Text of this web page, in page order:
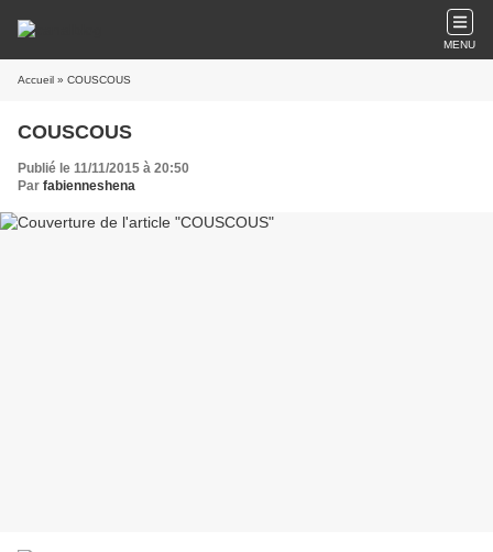
MENU
Accueil » COUSCOUS
COUSCOUS
Publié le 11/11/2015 à 20:50
Par fabienneshena